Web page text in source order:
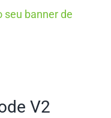
seu banner de
V2